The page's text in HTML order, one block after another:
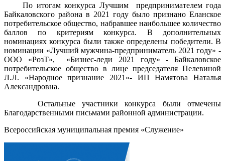
По итогам конкурса Лучшим предпринимателем года
Байкаловского района в 2021 году было признано Еланское
потребительское общество, набравшее наибольшее количество
баллов по критериям конкурса. В дополнительных
номинациях конкурса были также определены победители. В
номинации «Лучший мужчина-предприниматель 2021 году» -
ООО «РозТ», «Бизнес-леди 2021 году» - Байкаловское
потребительское общество в лице председателя Пелевиной
Л.Л. «Народное признание 2021»- ИП Намятова Наталья
Александровна.
Остальные участники конкурса были отмечены
Благодарственными письмами районной администрации.
Всероссийская муниципальная премия «Служение»